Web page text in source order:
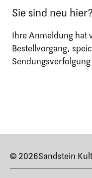
Sie sind neu hier?
Ihre Anmeldung hat
Bestellvorgang,
© 2026Sandstein